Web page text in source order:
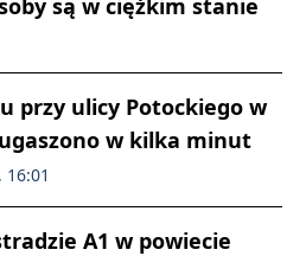
przy ulicy Potockiego w
w kilka minut
A1 w powiecie